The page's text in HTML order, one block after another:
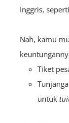
Inggris,
Nah, kamu
Tiket
untuk